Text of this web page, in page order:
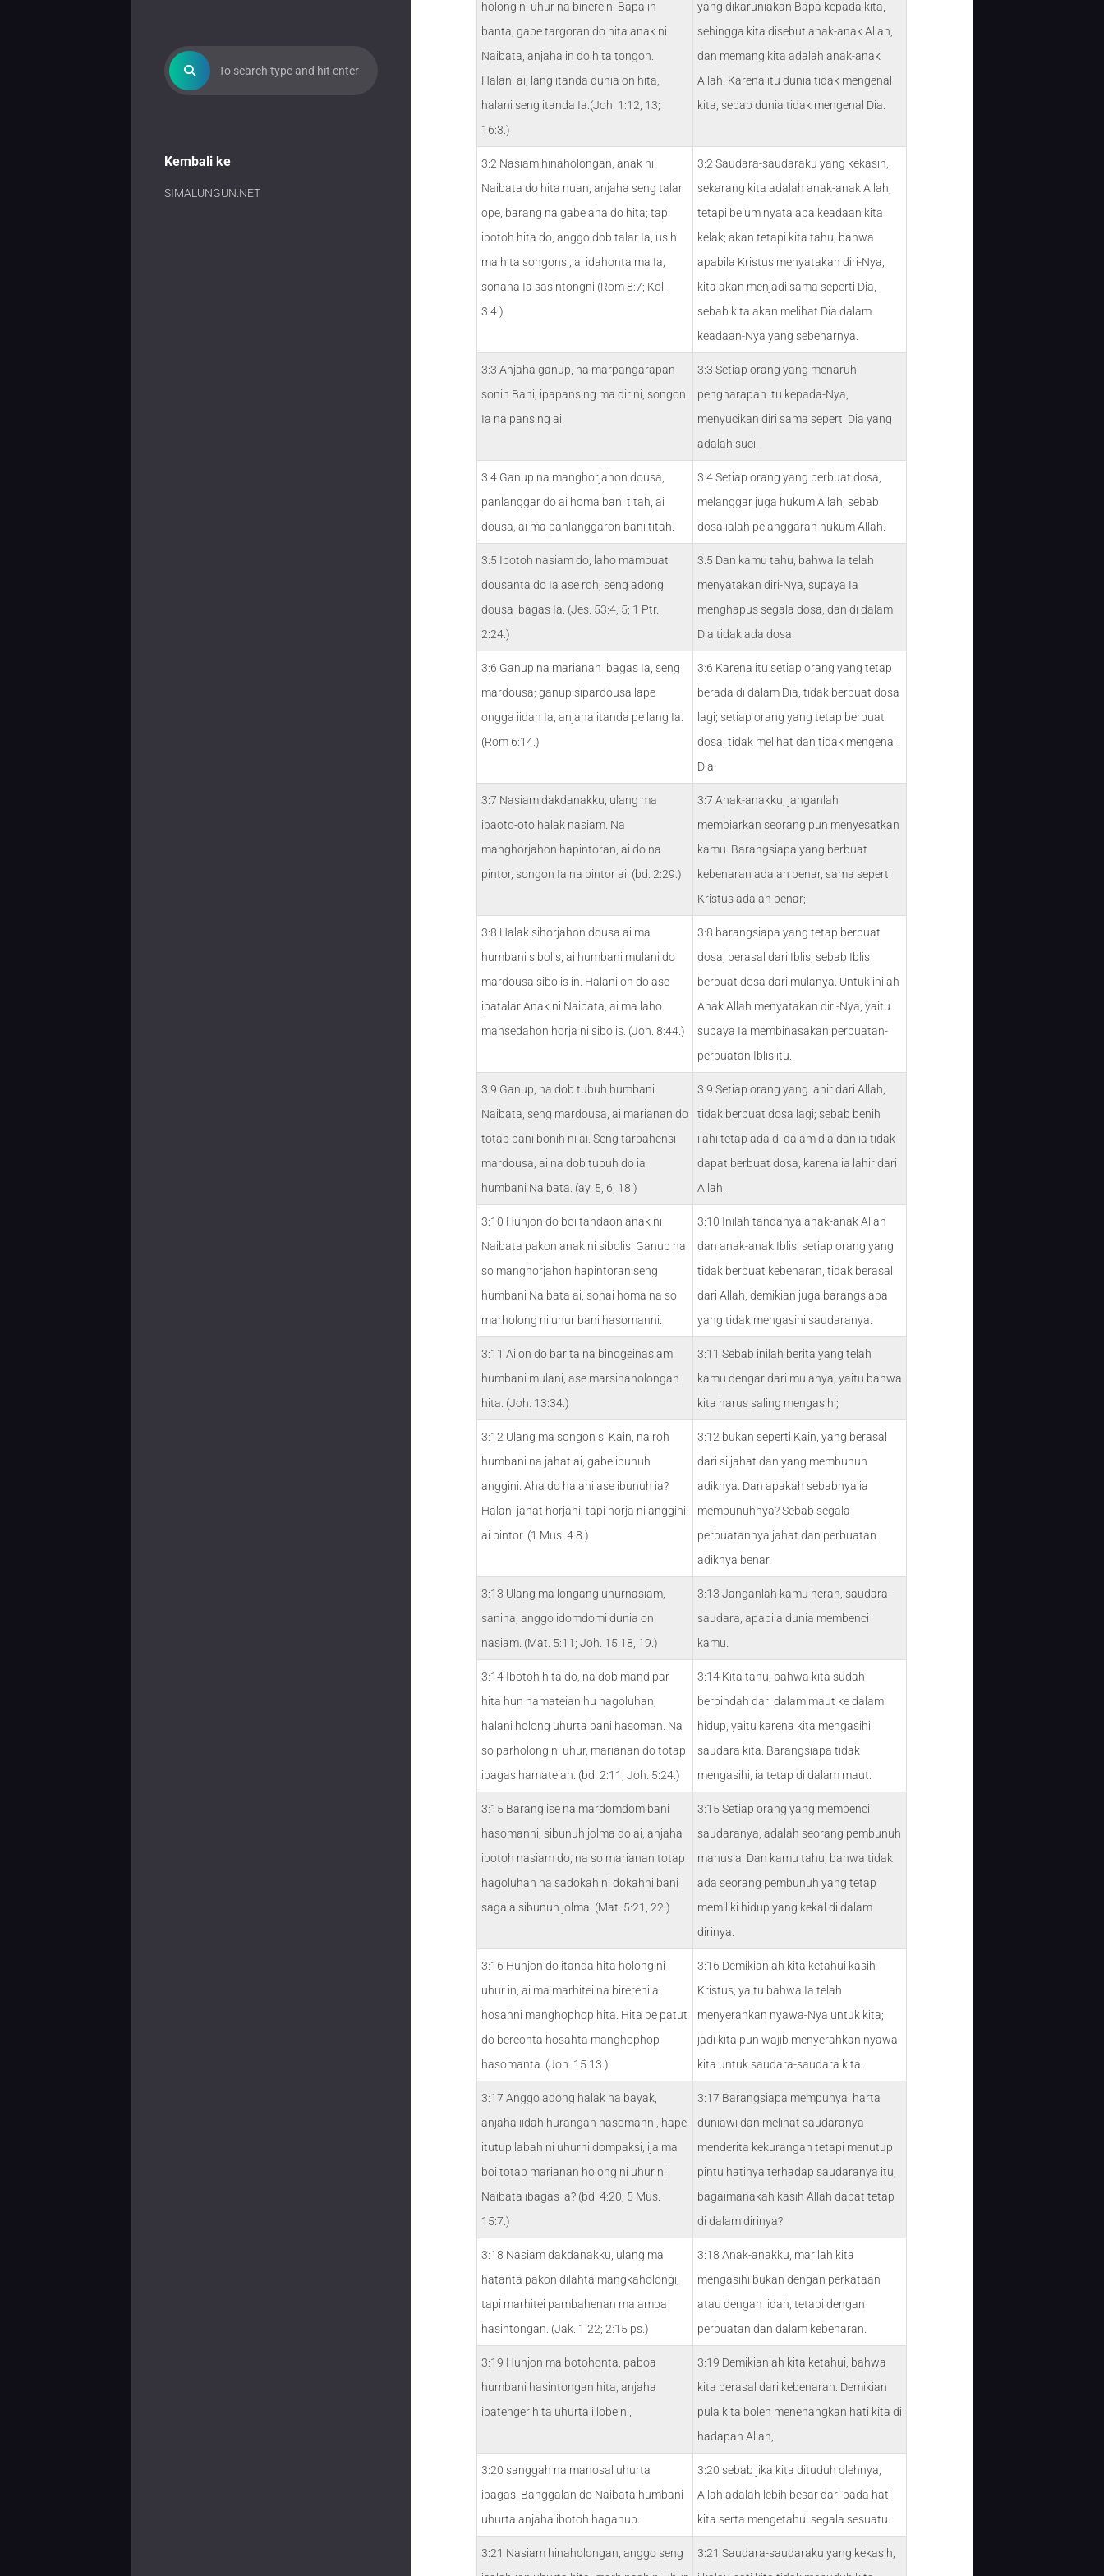
Kembali ke
SIMALUNGUN.NET
holong ni uhur na binere ni Bapa in
banta, gabe targoran do hita anak ni
Naibata, anjaha in do hita tongon.
Halani ai, lang itanda dunia on hita,
halani seng itanda Ia.(Joh. 1:12, 13;
16:3.)
yang dikaruniakan Bapa kepada kita,
sehingga kita disebut anak-anak Allah,
dan memang kita adalah anak-anak
Allah. Karena itu dunia tidak mengenal
kita, sebab dunia tidak mengenal Dia.
3:2 Nasiam hinaholongan, anak ni
Naibata do hita nuan, anjaha seng talar
ope, barang na gabe aha do hita; tapi
ibotoh hita do, anggo dob talar Ia, usih
ma hita songonsi, ai idahonta ma Ia,
sonaha Ia sasintongni.(Rom 8:7; Kol.
3:4.)
3:2 Saudara-saudaraku yang kekasih,
sekarang kita adalah anak-anak Allah,
tetapi belum nyata apa keadaan kita
kelak; akan tetapi kita tahu, bahwa
apabila Kristus menyatakan diri-Nya,
kita akan menjadi sama seperti Dia,
sebab kita akan melihat Dia dalam
keadaan-Nya yang sebenarnya.
3:3 Anjaha ganup, na marpangarapan
sonin Bani, ipapansing ma dirini, songon
Ia na pansing ai.
3:3 Setiap orang yang menaruh
pengharapan itu kepada-Nya,
menyucikan diri sama seperti Dia yang
adalah suci.
3:4 Ganup na manghorjahon dousa,
panlanggar do ai homa bani titah, ai
dousa, ai ma panlanggaron bani titah.
3:4 Setiap orang yang berbuat dosa,
melanggar juga hukum Allah, sebab
dosa ialah pelanggaran hukum Allah.
3:5 Ibotoh nasiam do, laho mambuat
dousanta do Ia ase roh; seng adong
dousa ibagas Ia. (Jes. 53:4, 5; 1 Ptr.
2:24.)
3:5 Dan kamu tahu, bahwa Ia telah
menyatakan diri-Nya, supaya Ia
menghapus segala dosa, dan di dalam
Dia tidak ada dosa.
3:6 Ganup na marianan ibagas Ia, seng
mardousa; ganup sipardousa lape
ongga iidah Ia, anjaha itanda pe lang Ia.
(Rom 6:14.)
3:6 Karena itu setiap orang yang tetap
berada di dalam Dia, tidak berbuat dosa
lagi; setiap orang yang tetap berbuat
dosa, tidak melihat dan tidak mengenal
Dia.
3:7 Nasiam dakdanakku, ulang ma
ipaoto-oto halak nasiam. Na
manghorjahon hapintoran, ai do na
pintor, songon Ia na pintor ai. (bd. 2:29.)
3:7 Anak-anakku, janganlah
membiarkan seorang pun menyesatkan
kamu. Barangsiapa yang berbuat
kebenaran adalah benar, sama seperti
Kristus adalah benar;
3:8 Halak sihorjahon dousa ai ma
humbani sibolis, ai humbani mulani do
mardousa sibolis in. Halani on do ase
ipatalar Anak ni Naibata, ai ma laho
mansedahon horja ni sibolis. (Joh. 8:44.)
3:8 barangsiapa yang tetap berbuat
dosa, berasal dari Iblis, sebab Iblis
berbuat dosa dari mulanya. Untuk inilah
Anak Allah menyatakan diri-Nya, yaitu
supaya Ia membinasakan perbuatan-
perbuatan Iblis itu.
3:9 Ganup, na dob tubuh humbani
Naibata, seng mardousa, ai marianan do
totap bani bonih ni ai. Seng tarbahensi
mardousa, ai na dob tubuh do ia
humbani Naibata. (ay. 5, 6, 18.)
3:9 Setiap orang yang lahir dari Allah,
tidak berbuat dosa lagi; sebab benih
ilahi tetap ada di dalam dia dan ia tidak
dapat berbuat dosa, karena ia lahir dari
Allah.
3:10 Hunjon do boi tandaon anak ni
Naibata pakon anak ni sibolis: Ganup na
so manghorjahon hapintoran seng
humbani Naibata ai, sonai homa na so
marholong ni uhur bani hasomanni.
3:10 Inilah tandanya anak-anak Allah
dan anak-anak Iblis: setiap orang yang
tidak berbuat kebenaran, tidak berasal
dari Allah, demikian juga barangsiapa
yang tidak mengasihi saudaranya.
3:11 Ai on do barita na binogeinasiam
humbani mulani, ase marsihaholongan
hita. (Joh. 13:34.)
3:11 Sebab inilah berita yang telah
kamu dengar dari mulanya, yaitu bahwa
kita harus saling mengasihi;
3:12 Ulang ma songon si Kain, na roh
humbani na jahat ai, gabe ibunuh
anggini. Aha do halani ase ibunuh ia?
Halani jahat horjani, tapi horja ni anggini
ai pintor. (1 Mus. 4:8.)
3:12 bukan seperti Kain, yang berasal
dari si jahat dan yang membunuh
adiknya. Dan apakah sebabnya ia
membunuhnya? Sebab segala
perbuatannya jahat dan perbuatan
adiknya benar.
3:13 Ulang ma longang uhurnasiam,
sanina, anggo idomdomi dunia on
nasiam. (Mat. 5:11; Joh. 15:18, 19.)
3:13 Janganlah kamu heran, saudara-
saudara, apabila dunia membenci
kamu.
3:14 Ibotoh hita do, na dob mandipar
hita hun hamateian hu hagoluhan,
halani holong uhurta bani hasoman. Na
so parholong ni uhur, marianan do totap
ibagas hamateian. (bd. 2:11; Joh. 5:24.)
3:14 Kita tahu, bahwa kita sudah
berpindah dari dalam maut ke dalam
hidup, yaitu karena kita mengasihi
saudara kita. Barangsiapa tidak
mengasihi, ia tetap di dalam maut.
3:15 Barang ise na mardomdom bani
hasomanni, sibunuh jolma do ai, anjaha
ibotoh nasiam do, na so marianan totap
hagoluhan na sadokah ni dokahni bani
sagala sibunuh jolma. (Mat. 5:21, 22.)
3:15 Setiap orang yang membenci
saudaranya, adalah seorang pembunuh
manusia. Dan kamu tahu, bahwa tidak
ada seorang pembunuh yang tetap
memiliki hidup yang kekal di dalam
dirinya.
3:16 Hunjon do itanda hita holong ni
uhur in, ai ma marhitei na birereni ai
hosahni manghophop hita. Hita pe patut
do bereonta hosahta manghophop
hasomanta. (Joh. 15:13.)
3:16 Demikianlah kita ketahui kasih
Kristus, yaitu bahwa Ia telah
menyerahkan nyawa-Nya untuk kita;
jadi kita pun wajib menyerahkan nyawa
kita untuk saudara-saudara kita.
3:17 Anggo adong halak na bayak,
anjaha iidah hurangan hasomanni, hape
itutup labah ni uhurni dompaksi, ija ma
boi totap marianan holong ni uhur ni
Naibata ibagas ia? (bd. 4:20; 5 Mus.
15:7.)
3:17 Barangsiapa mempunyai harta
duniawi dan melihat saudaranya
menderita kekurangan tetapi menutup
pintu hatinya terhadap saudaranya itu,
bagaimanakah kasih Allah dapat tetap
di dalam dirinya?
3:18 Nasiam dakdanakku, ulang ma
hatanta pakon dilahta mangkaholongi,
tapi marhitei pambahenan ma ampa
hasintongan. (Jak. 1:22; 2:15 ps.)
3:18 Anak-anakku, marilah kita
mengasihi bukan dengan perkataan
atau dengan lidah, tetapi dengan
perbuatan dan dalam kebenaran.
3:19 Hunjon ma botohonta, paboa
humbani hasintongan hita, anjaha
ipatenger hita uhurta i lobeini,
3:19 Demikianlah kita ketahui, bahwa
kita berasal dari kebenaran. Demikian
pula kita boleh menenangkan hati kita di
hadapan Allah,
3:20 sanggah na manosal uhurta
ibagas: Banggalan do Naibata humbani
uhurta anjaha ibotoh haganup.
3:20 sebab jika kita dituduh olehnya,
Allah adalah lebih besar dari pada hati
kita serta mengetahui segala sesuatu.
3:21 Nasiam hinaholongan, anggo seng
3:21 Saudara-saudaraku yang kekasih,